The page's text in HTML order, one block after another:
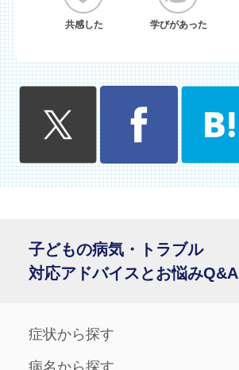
共感した 学びがあった
子どもの病気・トラブル
対応アドバイスとお悩みQ&A
症状から探す
病名から探す